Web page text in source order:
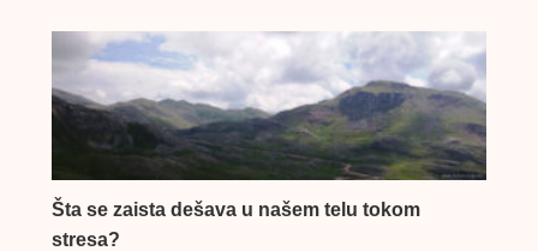
Šta se zaista dešava u našem telu tokom
stresa?